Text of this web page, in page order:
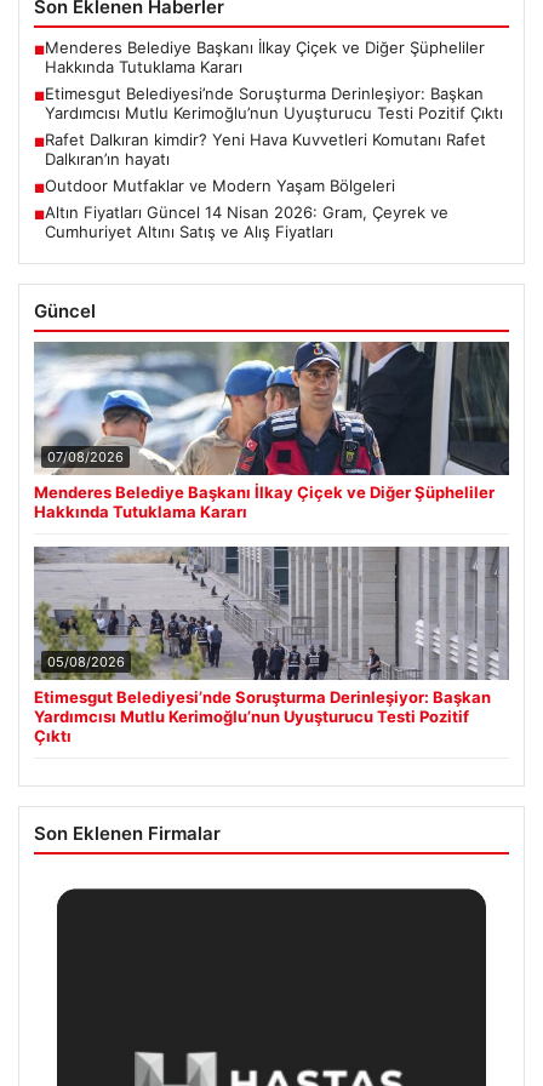
Son Eklenen Haberler
■Menderes Belediye Başkanı İlkay Çiçek ve Diğer Şüpheliler
Hakkında Tutuklama Kararı
■Etimesgut Belediyesi’nde Soruşturma Derinleşiyor: Başkan
Yardımcısı Mutlu Kerimoğlu’nun Uyuşturucu Testi Pozitif Çıktı
■Rafet Dalkıran kimdir? Yeni Hava Kuvvetleri Komutanı Rafet
Dalkıran’ın hayatı
■Outdoor Mutfaklar ve Modern Yaşam Bölgeleri
■Altın Fiyatları Güncel 14 Nisan 2026: Gram, Çeyrek ve
Cumhuriyet Altını Satış ve Alış Fiyatları
Güncel
07/08/2026
Menderes Belediye Başkanı İlkay Çiçek ve Diğer Şüpheliler
Hakkında Tutuklama Kararı
05/08/2026
Etimesgut Belediyesi’nde Soruşturma Derinleşiyor: Başkan
Yardımcısı Mutlu Kerimoğlu’nun Uyuşturucu Testi Pozitif
Çıktı
Son Eklenen Firmalar